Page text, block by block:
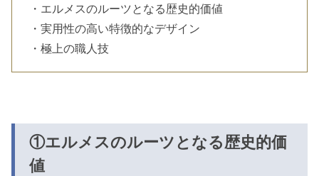
・エルメスのルーツとなる歴史的価値
・実用性の高い特徴的なデザイン
・極上の職人技
①エルメスのルーツとなる歴史的価
値